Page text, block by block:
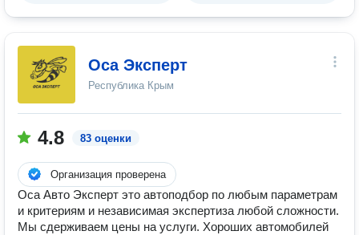
Оса Эксперт
Республика Крым
4.8 83 оценки
Организация проверена
Оса Авто Эксперт это автоподбор по любым параметрам
и критериям и независимая экспертиза любой сложности.
Мы сдерживаем цены на услуги. Хороших автомобилей